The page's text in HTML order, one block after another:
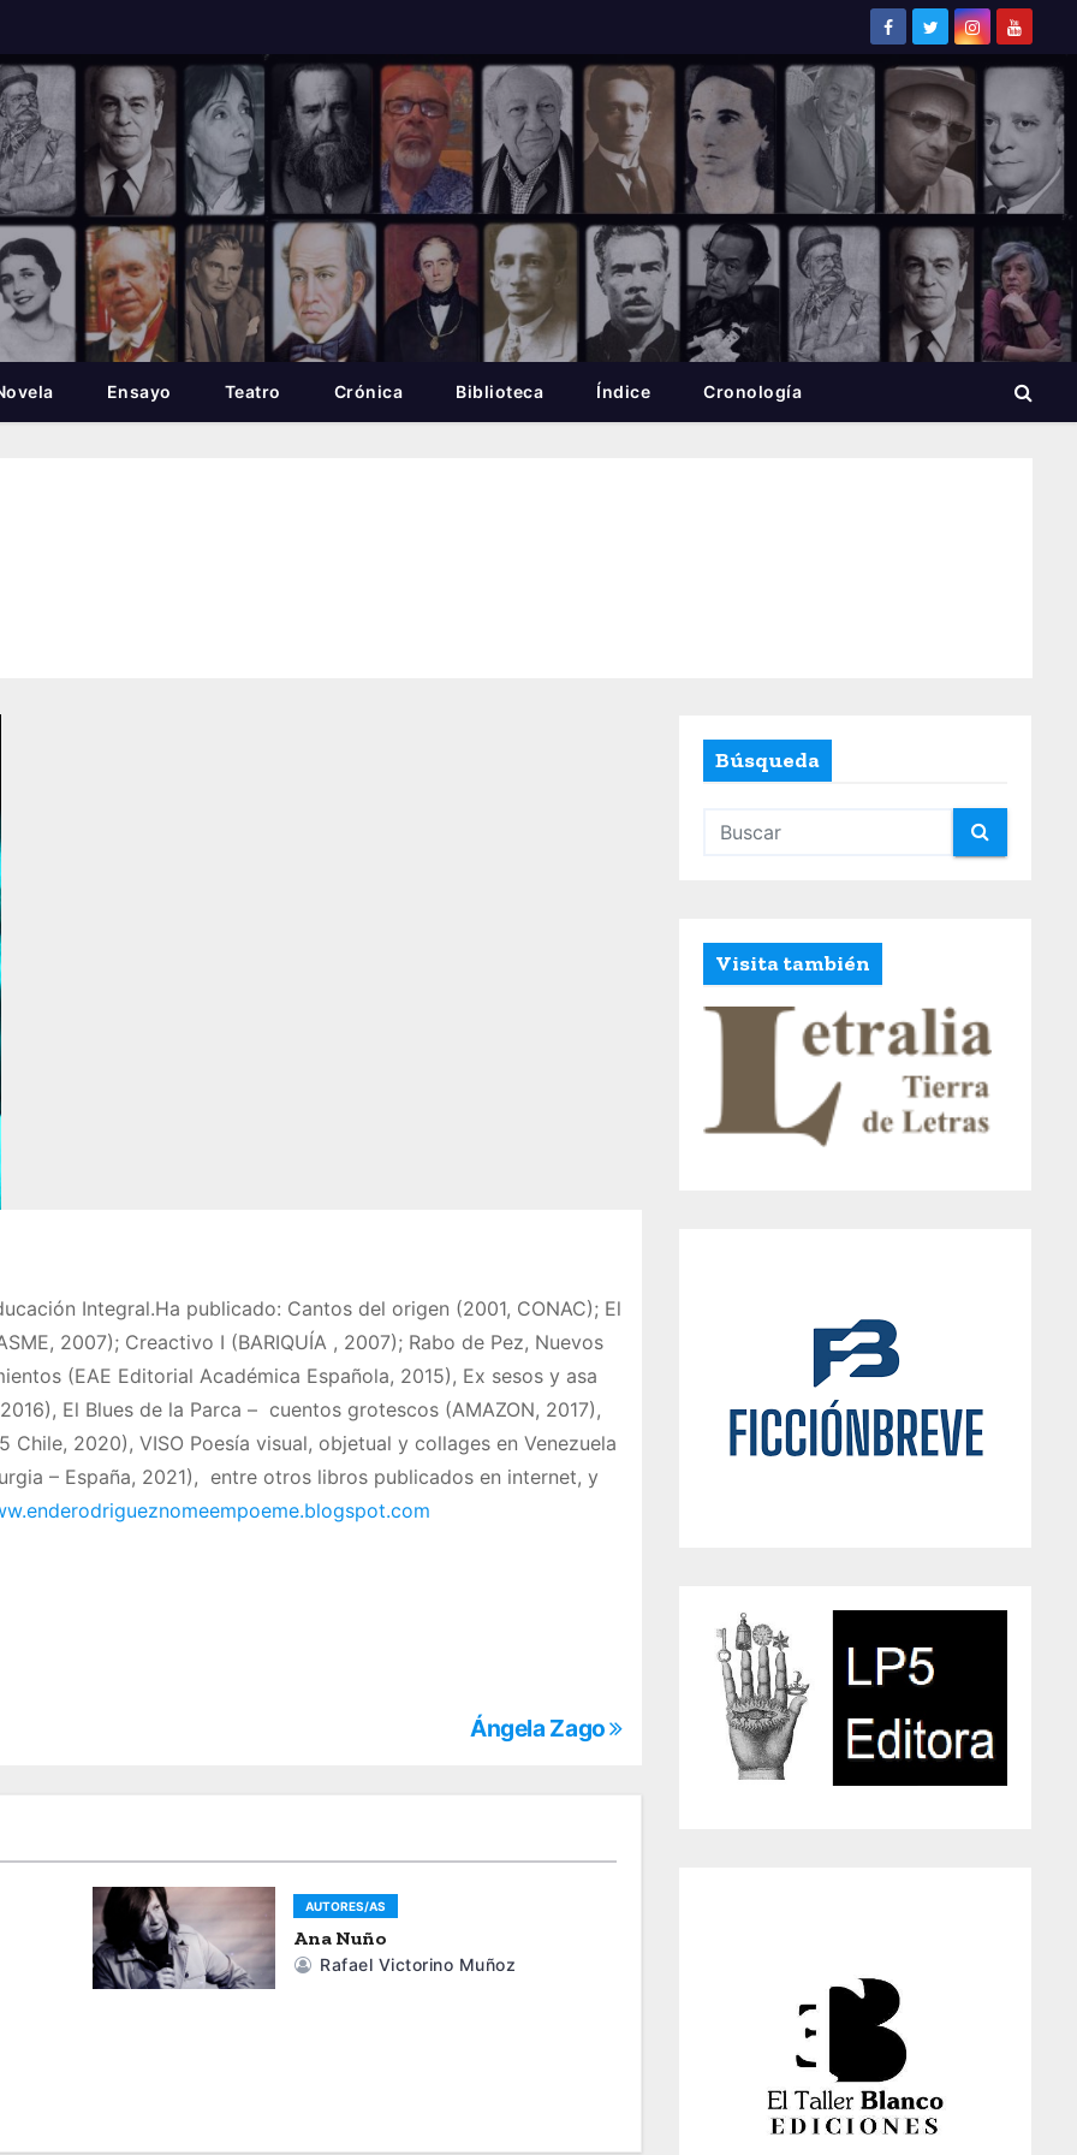
Ensayo Teatro Crónica Biblioteca Índice Cronología
Integral.Ha publicado: Cantos del origen (2001, CONAC); El
2007); Creactivo I (BARIQUÍA , 2007); Rabo de Pez, Nuevos
(EAE Editorial Académica Española, 2015), Ex sesos y asa
El Blues de la Parca – cuentos grotescos (AMAZON, 2017),
Chile, 2020), VISO Poesía visual, objetual y collages en Venezuela
– España, 2021), entre otros libros publicados en internet, y
Ángela Zago
AUTORES/AS
Ana Nuño
Rafael Victorino Muñoz
Búsqueda
Visita también